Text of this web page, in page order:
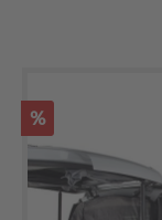
Rabatt
%